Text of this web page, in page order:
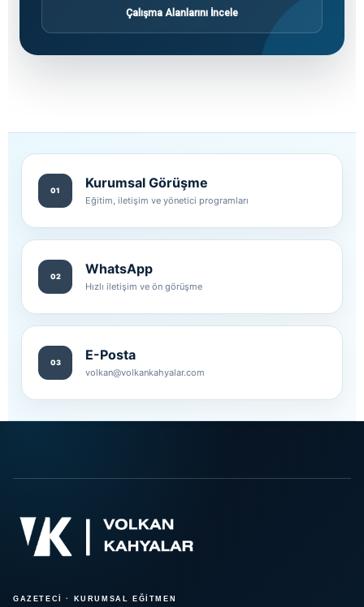
Çalışma Alanlarını İncele
01 Kurumsal Görüşme
Eğitim, iletişim ve yönetici programları
02 WhatsApp
Hızlı iletişim ve ön görüşme
03 E-Posta
volkan@volkankahyalar.com
GAZETECİ · KURUMSAL EĞİTMEN